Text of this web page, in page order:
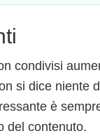
condivisi
si dice niente
è
del contenuto.